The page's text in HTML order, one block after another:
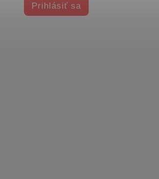
Prihlásiť sa